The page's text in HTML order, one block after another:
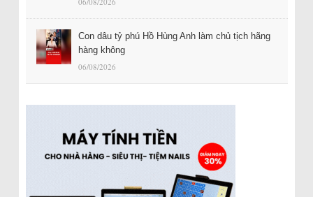
Con dâu tỷ phú Hồ Hùng Anh làm chủ tịch hãng
hàng không
06/08/2026